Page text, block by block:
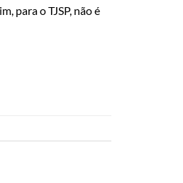
para o TJSP, não é